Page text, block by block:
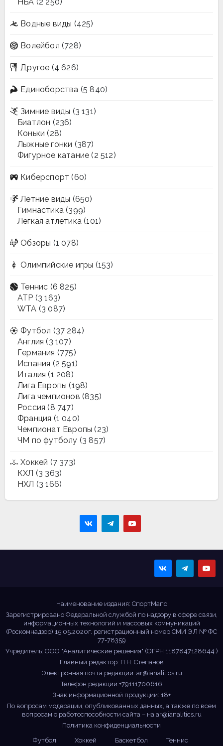
Водные виды (425)
Волейбол (728)
Другое (4 626)
Единоборства (5 840)
Зимние виды (3 131)
Биатлон (236)
Коньки (28)
Лыжные гонки (387)
Фигурное катание (2 512)
Киберспорт (60)
Летние виды (650)
Гимнастика (399)
Легкая атлетика (101)
Обзоры (1 078)
Олимпийские игры (153)
Теннис (6 825)
ATP (3 163)
WTA (3 087)
Футбол (37 284)
Англия (3 107)
Германия (775)
Испания (2 591)
Италия (1 208)
Лига Европы (198)
Лига чемпионов (835)
Россия (8 747)
Франция (1 040)
Чемпионат Европы (23)
ЧМ по футболу (3 857)
Хоккей (7 373)
КХЛ (3 363)
НХЛ (3 166)
Наименование издания: СпортМапс
Зарегистрировано Федеральной службой по надзору в сфере связи,
информационных технологий и массовых коммуникаций
(Роскомнадзор) 15.05.2020г. регистрационный номер СМИ ЭЛ № ФС
77-78359
Учредитель: ООО "Аналитические решения" (ОГРН 1187847128644 )
Главный редактор: П.Н. Степанов
Электронная почта редакции: ar@ianalitics.ru
Телефон редакции:+79111700616
Знак информационной продукции: 18+
По вопросам модерации, опубликованных данных, а также по всем
вопросам о работоспособности сайта – на ar@ianalitics.ru
Политика конфиденциальности
Футбол
Хоккей Баскетбол Теннис